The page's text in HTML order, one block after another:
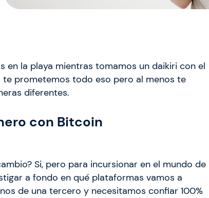
en la playa mientras tomamos un daikiri con el
te prometemos todo eso pero al menos te
diferentes.
con Bitcoin
Si, pero para incursionar en el mundo de
a fondo en qué plataformas vamos a
de una tercero y necesitamos confiar 100%